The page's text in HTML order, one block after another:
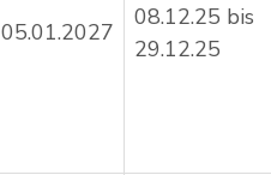
05.01.2027
08.12.25 bis
29.12.25